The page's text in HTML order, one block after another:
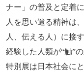
ナー」の普及と定着
人を思い遣る精神は
人、伝える人）に接
経験した人類が“触”
特別展は日本社会に